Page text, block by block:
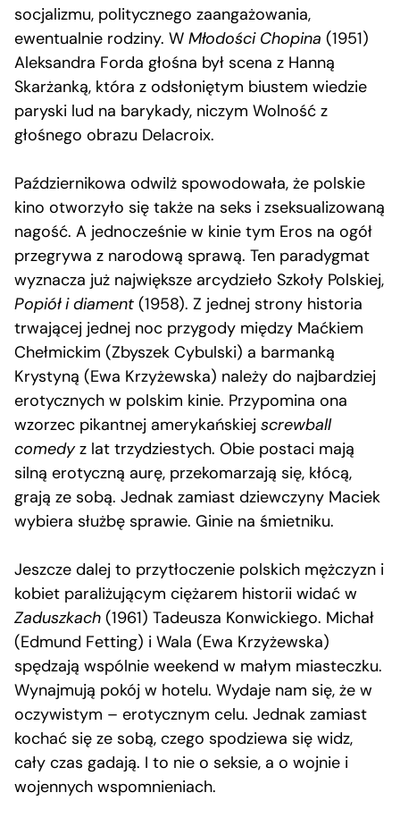
socjalizmu, politycznego zaangażowania,
ewentualnie rodziny. W Młodości Chopina (1951)
Aleksandra Forda głośna był scena z Hanną
Skarżanką, która z odsłoniętym biustem wiedzie
paryski lud na barykady, niczym Wolność z
głośnego obrazu Delacroix.
Październikowa odwilż spowodowała, że polskie
kino otworzyło się także na seks i zseksualizowaną
nagość. A jednocześnie w kinie tym Eros na ogół
przegrywa z narodową sprawą. Ten paradygmat
wyznacza już największe arcydzieło Szkoły Polskiej,
Popiół i diament (1958). Z jednej strony historia
trwającej jednej noc przygody między Maćkiem
Chełmickim (Zbyszek Cybulski) a barmanką
Krystyną (Ewa Krzyżewska) należy do najbardziej
erotycznych w polskim kinie. Przypomina ona
wzorzec pikantnej amerykańskiej screwball
comedyz lat trzydziestych. Obie postaci mają
silną erotyczną aurę, przekomarzają się, kłócą,
grają ze sobą. Jednak zamiast dziewczyny Maciek
wybiera służbę sprawie. Ginie na śmietniku.
Jeszcze dalej to przytłoczenie polskich mężczyzn i
kobiet paraliżującym ciężarem historii widać w
Zaduszkach (1961) Tadeusza Konwickiego. Michał
(Edmund Fetting) i Wala (Ewa Krzyżewska)
spędzają wspólnie weekend w małym miasteczku.
Wynajmują pokój w hotelu. Wydaje nam się, że w
oczywistym – erotycznym celu. Jednak zamiast
kochać się ze sobą, czego spodziewa się widz,
cały czas gadają. I to nie o seksie, a o wojnie i
wojennych wspomnieniach.